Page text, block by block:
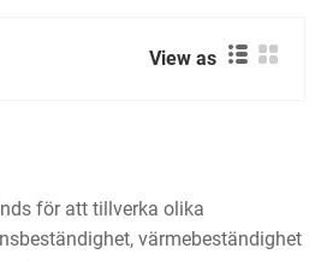
View as
för att tillverka olika
värmebeständighet